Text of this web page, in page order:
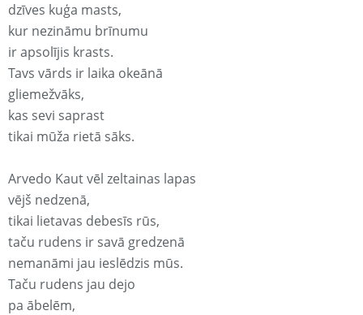
dzīves kuģa masts,
kur nezināmu brīnumu
ir apsolījis krasts.
Tavs vārds ir laika okeānā
gliemežvāks,
kas sevi saprast
tikai mūža rietā sāks.
Arvedo Kaut vēl zeltainas lapas
vējš nedzenā,
tikai lietavas debesīs rūs,
taču rudens ir savā gredzenā
nemanāmi jau ieslēdzis mūs.
Taču rudens jau dejo
pa ābelēm,